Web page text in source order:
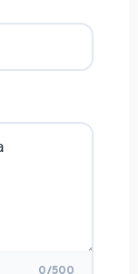
0/500